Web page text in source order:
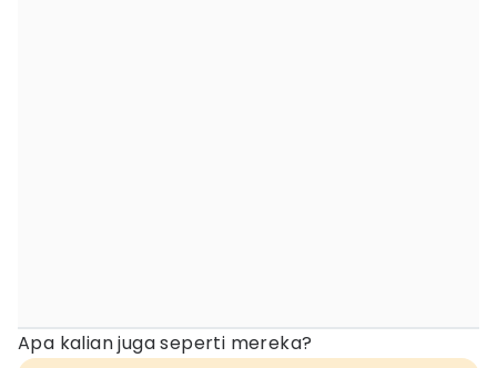
Apa kalian juga seperti mereka?